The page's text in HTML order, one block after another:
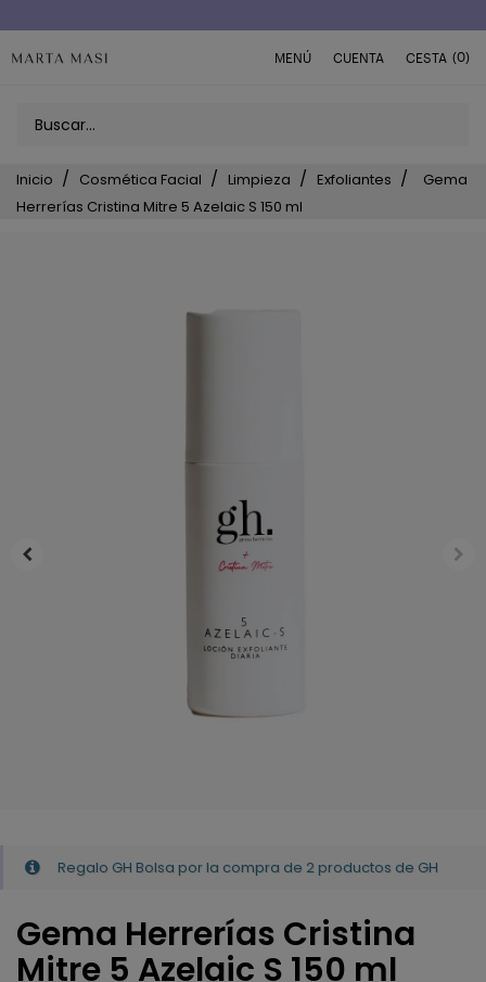
MENÚ CUENTA CESTA (0)
Inicio Cosmética Facial Limpieza Exfoliantes
Gema
Herrerías Cristina Mitre 5 Azelaic S 150 ml
Gema Herrerías Cristina
Mitre 5 Azelaic S 150 ml
Regalo GH Bolsa por la compra de 2 productos de GH